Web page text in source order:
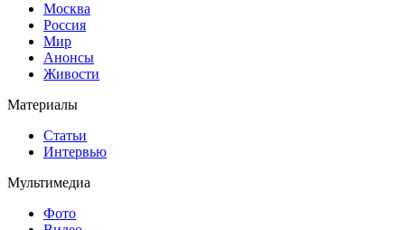
Москва
Россия
Мир
Анонсы
Живости
Материалы
Статьи
Интервью
Мультимедиа
Фото